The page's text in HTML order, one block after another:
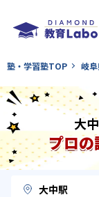
塾・学習塾TOP 岐
大
プロ
大中駅